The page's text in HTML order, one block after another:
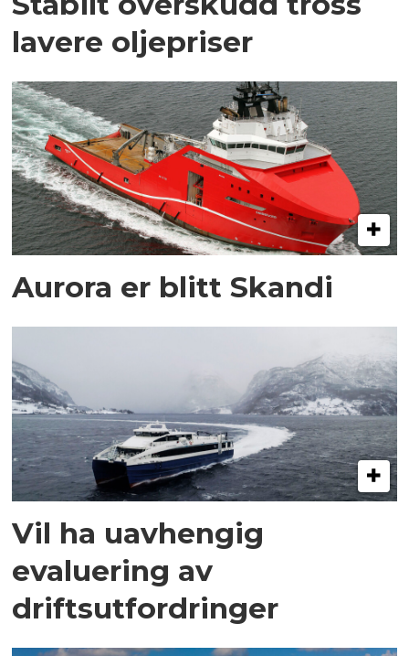
lavere oljepriser
Aurora er blitt Skandi
Vil ha uavhengig
evaluering av
driftsutfordringer